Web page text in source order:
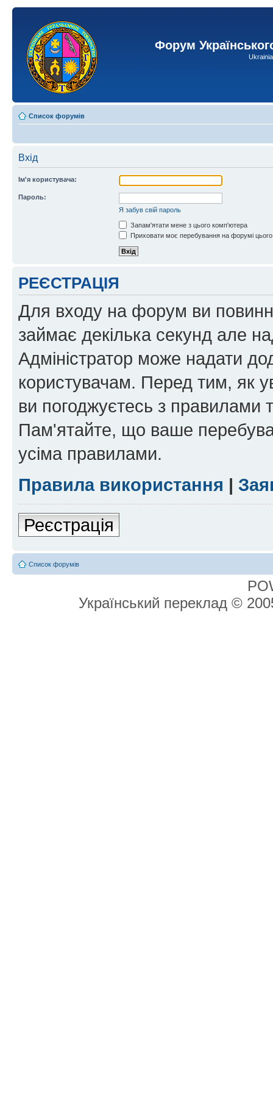
Форум
Список форумів
Вхід
Ім'я користувача:
Пароль:
Я забув свій пароль
Запам'ятати мене з цього комп'ютера
Приховати моє перебування на форумі
РЕЄСТРАЦІЯ
Для входу на форум ви
займає декілька секунд але
Адміністратор може надати
користувачам. Перед тим, як
ви погоджуєтесь з правилами
Пам'ятайте, що ваше
усіма правилами.
Правила використання |
Реєстрація
Список форумів
Український переклад ©